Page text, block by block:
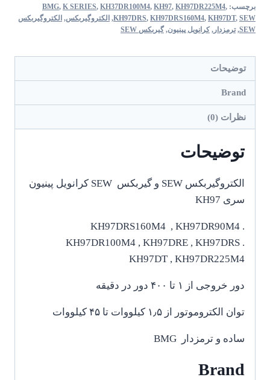
برچسب:
BMG, K SERIES, KH37DR100M4, KH97, KH97DR225M4,
KH97DRS, KH97DRS160M4, KH97DT, SEW
, الکتروگیربکس, الکتروگیربکس
SEW
,ترمزدار ,کرانویل پینیون,گیربکس SEW
توضیحات
Brand
نظرات (0)
توضیحات
الکتروگیربکس SEW و گیربکس SEW کرانویل پینیون
سری KH97
KH97DRS160M4 , KH97DR90M4 .
KH97DR100M4 , KH97DRE , KH97DRS .
KH97DT , KH97DR225M4
دور خروجی از ۱ تا ۴۰۰ دور در دقیقه
توان الکتروموتور از ۱٫۵ کیلووات تا ۴۵ کیلووات
ساده و ترمزدار BMG
Brand